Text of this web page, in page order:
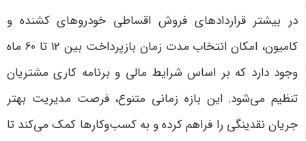
در بیشتر قراردادهای فروش اقساطی خودروهای کشنده و
کامیون، امکان انتخاب مدت زمان بازپرداخت بین 12 تا 60 ماه
وجود دارد که بر اساس شرایط مالی و برنامه کاری مشتریان
تنظیم می‌شود. این بازه زمانی متنوع، فرصت مدیریت بهتر
جریان نقدینگی را فراهم کرده و به کسب‌وکارها کمک می‌کند تا